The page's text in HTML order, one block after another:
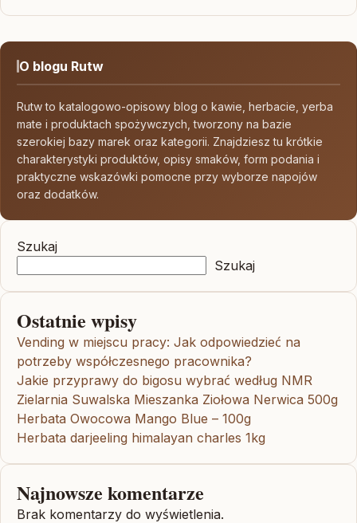
O blogu Rutw
Rutw to katalogowo-opisowy blog o kawie, herbacie, yerba
mate i produktach spożywczych, tworzony na bazie
szerokiej bazy marek oraz kategorii. Znajdziesz tu krótkie
charakterystyki produktów, opisy smaków, form podania i
praktyczne wskazówki pomocne przy wyborze napojów
oraz dodatków.
Szukaj
Szukaj
Ostatnie wpisy
Vending w miejscu pracy: Jak odpowiedzieć na
potrzeby współczesnego pracownika?
Jakie przyprawy do bigosu wybrać według NMR
Zielarnia Suwalska Mieszanka Ziołowa Nerwica 500g
Herbata Owocowa Mango Blue – 100g
Herbata darjeeling himalayan charles 1kg
Najnowsze komentarze
Brak komentarzy do wyświetlenia.